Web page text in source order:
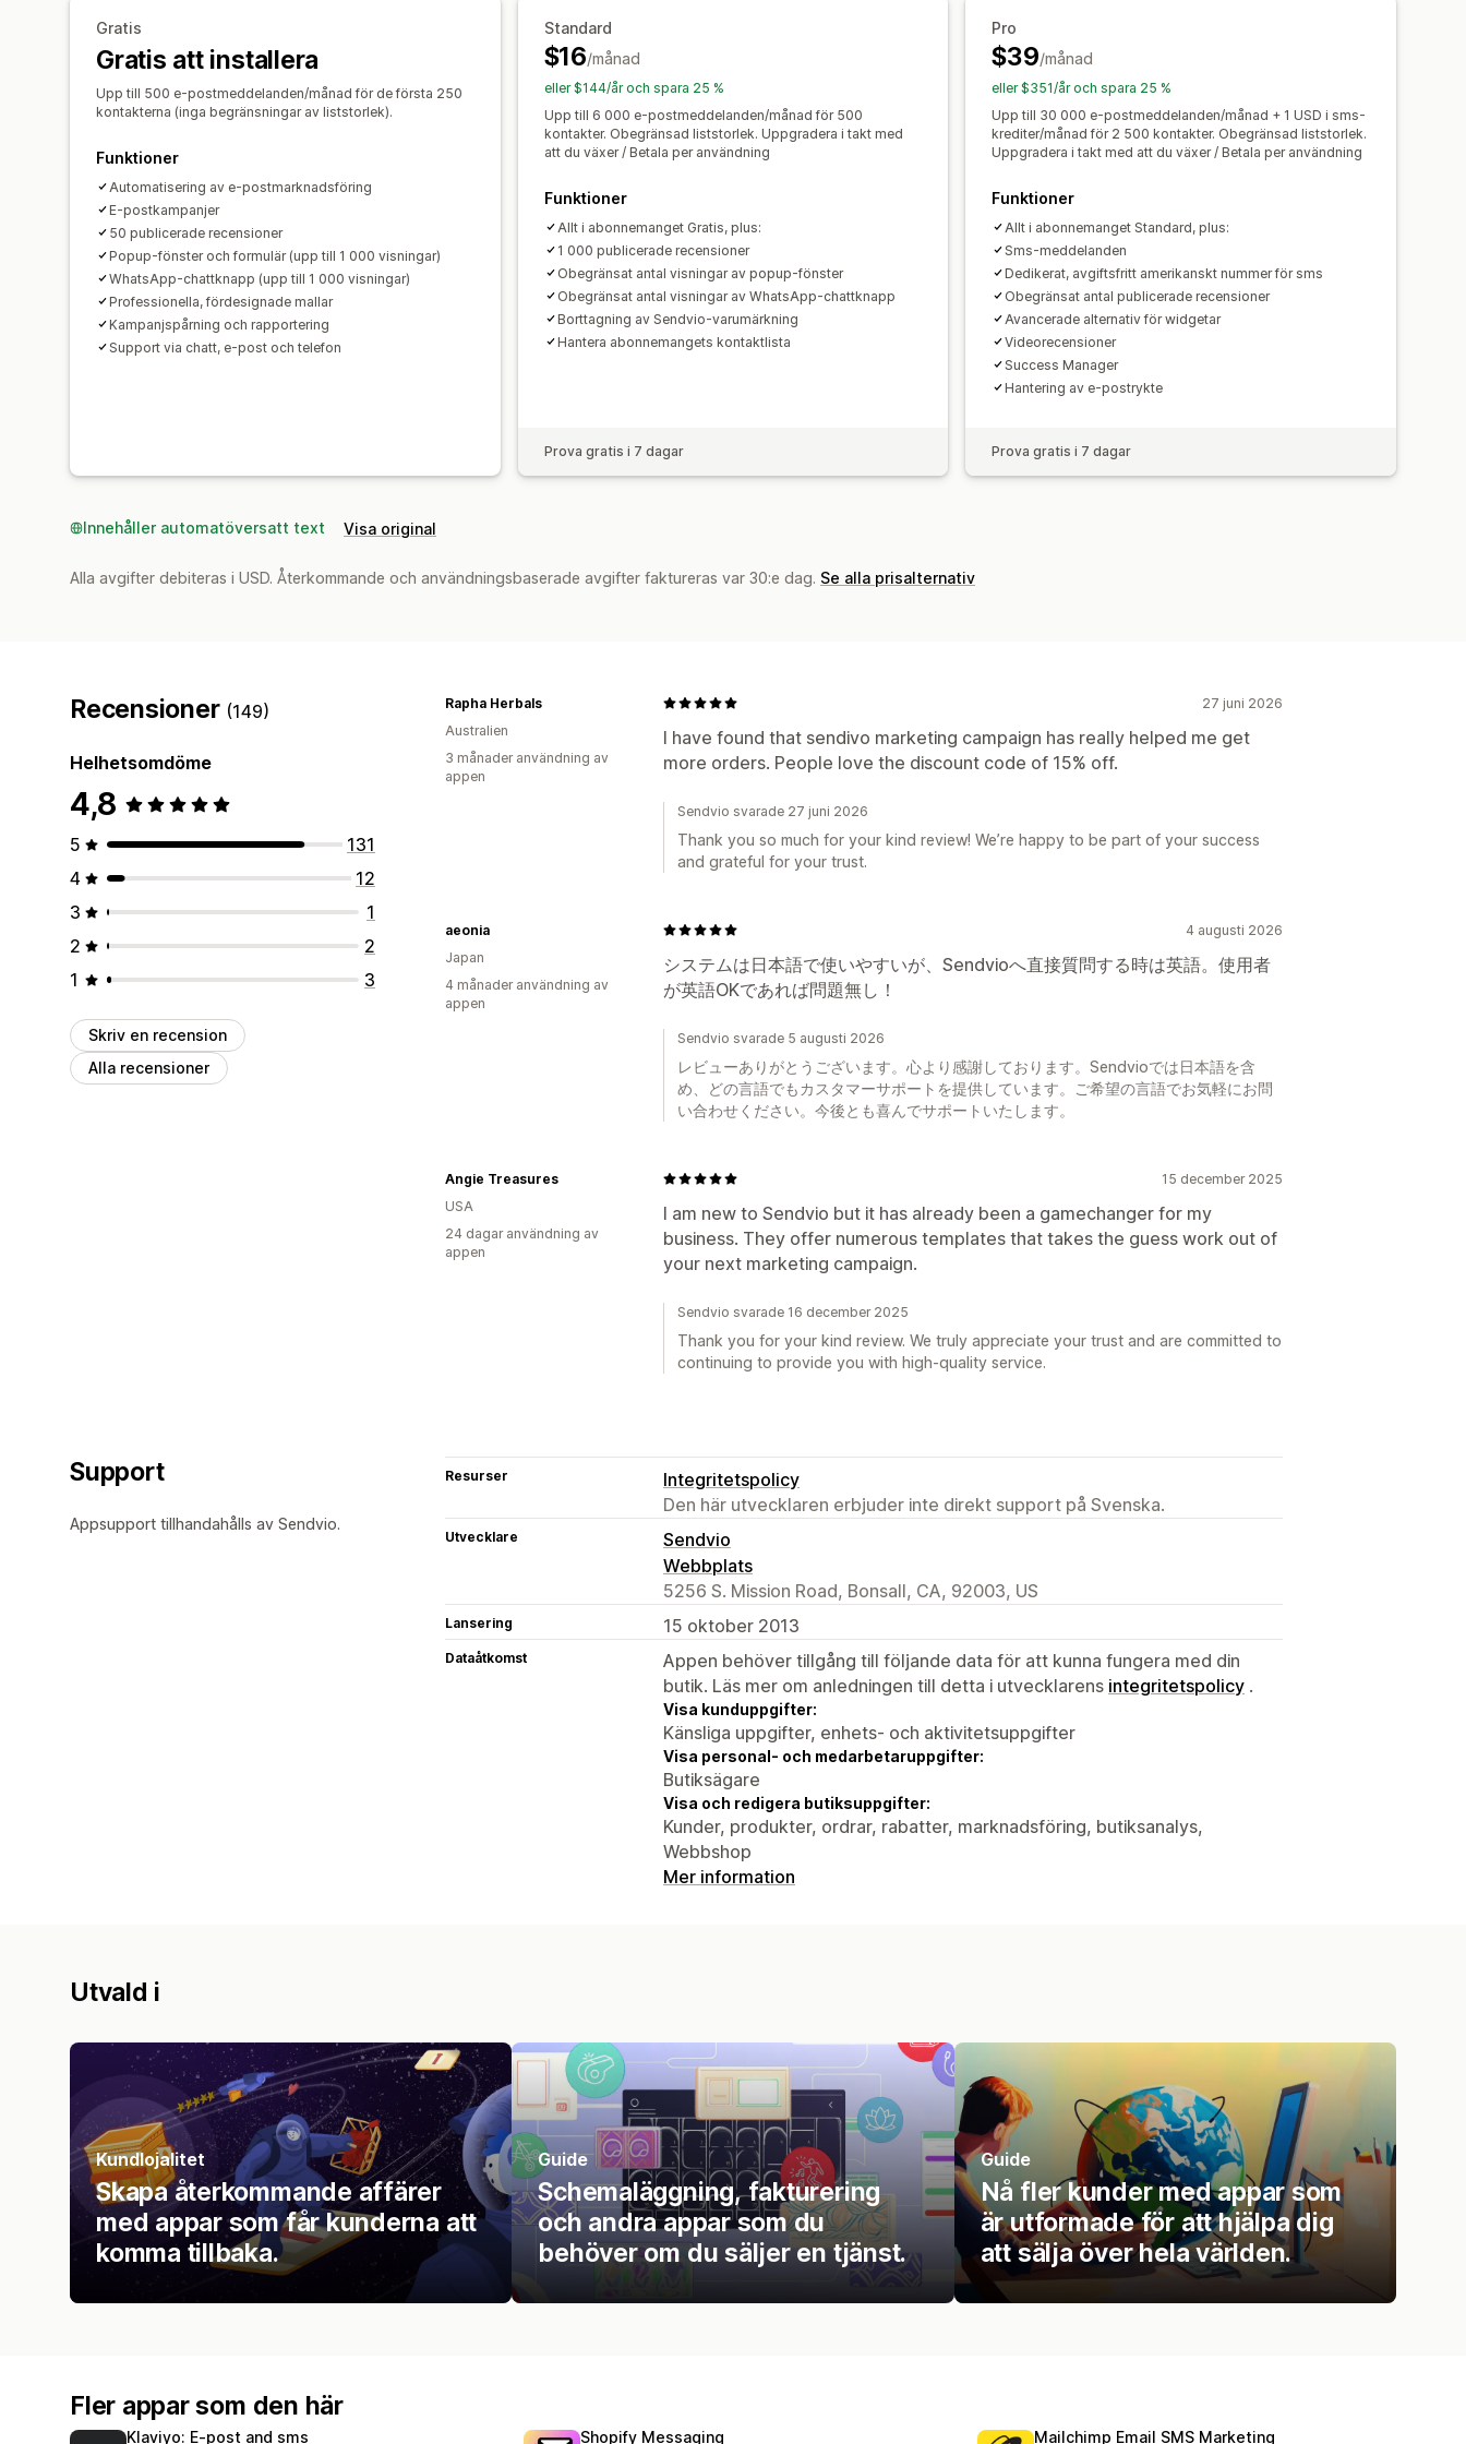
AI-generering Översättning
Anpassad kod
Massredigering Import och export
E-postdomäner Inhämtning av samtycke Insamling av e-postadresser
Insamling av telefonnummer
Utlösare och regler Automatiseringar
Analysverktyg
Feedbackförfrågningar
Betalningspåminnelser Produktrekommendationer
Orderspårning
Prenumerationsförnyelser Välkomstmeddelanden
Kom tillbaka-kampanjer
Gratis
Gratis att installera
Upp till 500 e-postmeddelanden/månad för de första 250
kontakterna (inga begränsningar av liststorlek).
Funktioner
Automatisering av e-postmarknadsföring
E-postkampanjer
50 publicerade recensioner
Popup-fönster och formulär (upp till 1 000 visningar)
WhatsApp-chattknapp (upp till 1 000 visningar)
Professionella, fördesignade mallar
Kampanjspårning och rapportering
Support via chatt, e-post och telefon
Standard
$16/månad
eller $144/år och spara 25 %
Upp till 6 000 e-postmeddelanden/månad för 500
kontakter. Obegränsad liststorlek. Uppgradera i takt med
att du växer / Betala per användning
Funktioner
Allt i abonnemanget Gratis, plus:
1 000 publicerade recensioner
Obegränsat antal visningar av popup-fönster
Obegränsat antal visningar av WhatsApp-chattknapp
Borttagning av Sendvio-varumärkning
Hantera abonnemangets kontaktlista
Prova gratis i 7 dagar
Pro
$39/månad
eller $351/år och spara 25 %
Upp till 30 000 e-postmeddelanden/månad + 1 USD i sms-
krediter/månad för 2 500 kontakter. Obegränsad liststorlek.
Uppgradera i takt med att du växer / Betala per användning
Funktioner
Allt i abonnemanget Standard, plus:
Sms-meddelanden
Dedikerat, avgiftsfritt amerikanskt nummer för sms
Obegränsat antal publicerade recensioner
Avancerade alternativ för widgetar
Videorecensioner
Success Manager
Hantering av e-postrykte
Prova gratis i 7 dagar
Innehåller automatöversatt text Visa original
Alla avgifter debiteras i USD. Återkommande och användningsbaserade avgifter faktureras var 30:e dag. Se alla prisalternativ
Recensioner (149)
Helhetsomdöme
4,8
5
131
4
12
3
1
2
2
1
3
Skriv en recension
Alla recensioner
27 juni 2026
I have found that sendivo marketing campaign has really helped me get
more orders. People love the discount code of 15% off.
Rapha Herbals
Australien
3 månader användning av
appen
Sendvio svarade 27 juni 2026
Thank you so much for your kind review! We’re happy to be part of your success
and grateful for your trust.
4 augusti 2026
システムは日本語で使いやすいが、Sendvioへ直接質問する時は英語。使用者
が英語OKであれば問題無し！
aeonia
Japan
4 månader användning av
appen
Sendvio svarade 5 augusti 2026
レビューありがとうございます。心より感謝しております。Sendvioでは日本語を含
め、どの言語でもカスタマーサポートを提供しています。ご希望の言語でお気軽にお問
い合わせください。今後とも喜んでサポートいたします。
15 december 2025
I am new to Sendvio but it has already been a gamechanger for my
business. They offer numerous templates that takes the guess work out of
your next marketing campaign.
Angie Treasures
USA
24 dagar användning av
appen
Sendvio svarade 16 december 2025
Thank you for your kind review. We truly appreciate your trust and are committed to
continuing to provide you with high-quality service.
Support
Appsupport tillhandahålls av Sendvio.
Resurser
Integritetspolicy
Den här utvecklaren erbjuder inte direkt support på Svenska.
Utvecklare
Sendvio
Webbplats
5256 S. Mission Road, Bonsall, CA, 92003, US
Lansering 15 oktober 2013
Dataåtkomst
Appen behöver tillgång till följande data för att kunna fungera med din
butik. Läs mer om anledningen till detta i utvecklarens integritetspolicy .
Visa kunduppgifter:
Känsliga uppgifter, enhets- och aktivitetsuppgifter
Visa personal- och medarbetaruppgifter:
Butiksägare
Visa och redigera butiksuppgifter:
Kunder, produkter, ordrar, rabatter, marknadsföring, butiksanalys,
Webbshop
Mer information
Utvald i
Kundlojalitet
Skapa återkommande affärer
med appar som får kunderna att
komma tillbaka.
Guide
Schemaläggning, fakturering
och andra appar som du
behöver om du säljer en tjänst.
Guide
Nå fler kunder med appar som
är utformade för att hjälpa dig
att sälja över hela världen.
Fler appar som den här
Klaviyo: E‑post and sms Shopify Messaging Mailchimp Email SMS Marketing